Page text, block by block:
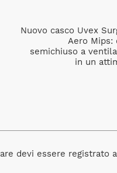
Nuovo casco Uvex
Aero Mips:
semichiuso a
in un
devi essere registrato